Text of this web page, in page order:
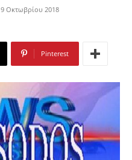
9 Οκτωβρίου 2018
Pinterest